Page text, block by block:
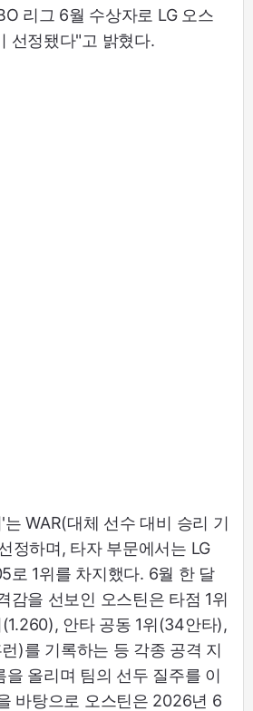
리그 6월 수상자로 LG 오스
선정됐다"고 밝혔다.
WAR(대체 선수 대비 승리 기
정하며, 타자 부문에서는 LG
로 1위를 차지했다. 6월 한 달
감을 선보인 오스틴은 타점 1위
안타 공동 1위(34안타),
)를 기록하는 등 각종 공격 지
을 올리며 팀의 선두 질주를 이
바탕으로 오스틴은 2026년 6